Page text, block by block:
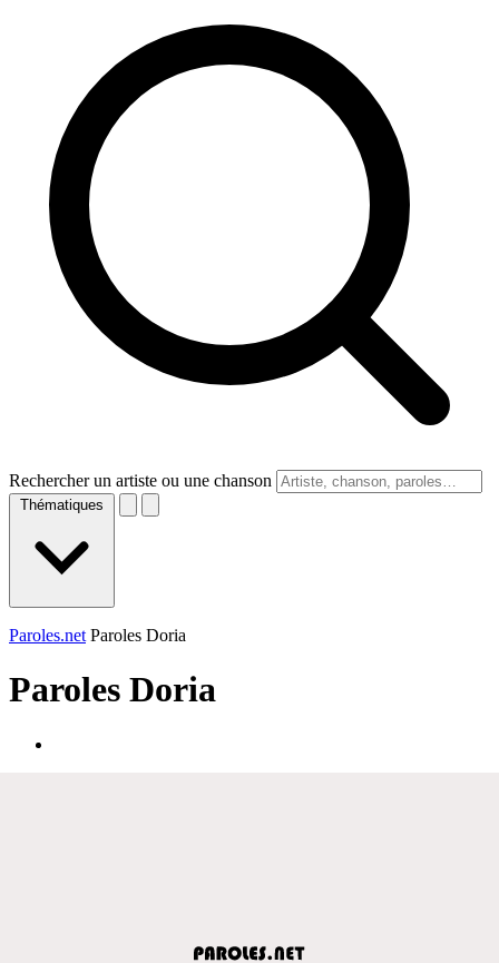
Rechercher un artiste ou une chanson
Thématiques
Paroles.net Paroles Doria
Paroles Doria